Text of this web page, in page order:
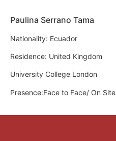
Paulina Serrano Tama
Nationality: Ecuador
Residence: United Kingdom
University College London
Presence:Face to Face/ On Site